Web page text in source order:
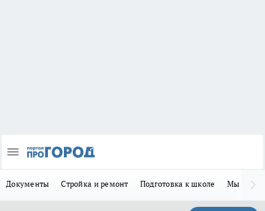
Документы Стройка и ремонт Подготовка к школе Мы в MAX